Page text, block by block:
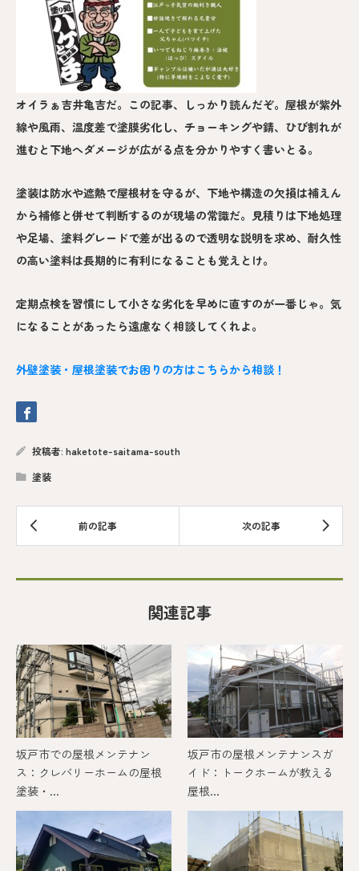
オイラぁ吉井亀吉だ。この記事、しっかり読んだぞ。屋根が紫外
線や風雨、温度差で塗膜劣化し、チョーキングや錆、ひび割れが
進むと下地へダメージが広がる点を分かりやすく書いとる。
塗装は防水や遮熱で屋根材を守るが、下地や構造の欠損は補えん
から補修と併せて判断するのが現場の常識だ。見積りは下地処理
や足場、塗料グレードで差が出るので透明な説明を求め、耐久性
の高い塗料は長期的に有利になることも覚えとけ。
定期点検を習慣にして小さな劣化を早めに直すのが一番じゃ。気
になることがあったら遠慮なく相談してくれよ。
外壁塗装・屋根塗装でお困りの方はこちらから相談！
投稿者: haketote-saitama-south
塗装
関連記事
坂戸市での屋根メンテナン
ス：クレバリーホームの屋根
塗装・...
坂戸市の屋根メンテナンスガ
イド：トークホームが教える
屋根...